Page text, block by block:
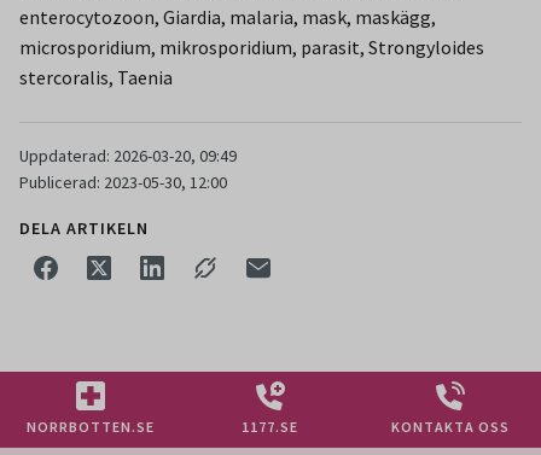
enterocytozoon, Giardia, malaria, mask, maskägg,
microsporidium, mikrosporidium, parasit, Strongyloides
stercoralis, Taenia
Uppdaterad: 2026-03-20, 09:49
Publicerad: 2023-05-30, 12:00
DELA ARTIKELN
NORRBOTTEN.SE 1177.SE KONTAKTA OSS